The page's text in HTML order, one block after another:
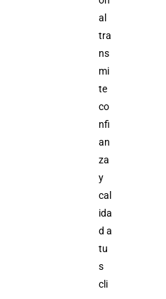
al
tra
ns
mi
te
co
nfi
an
za
y
cal
ida
d a
tu
s
cli